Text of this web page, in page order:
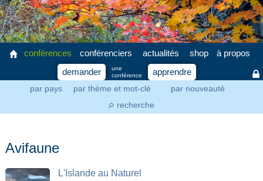
conférences
par pays par thème et mot-clé par nouveauté
⚲ recherche
conférenciers actualités shop
à propos
demander
une
conférence
apprendre
Avifaune
L'Islande au Naturel